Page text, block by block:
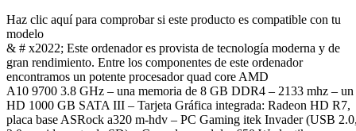
Haz clic aquí para comprobar si este producto es compatible con tu
modelo
& # x2022; Este ordenador es provista de tecnología moderna y de
gran rendimiento. Entre los componentes de este ordenador
encontramos un potente procesador quad core AMD
A10 9700 3.8 GHz – una memoria de 8 GB DDR4 – 2133 mhz – un
HD 1000 GB SATA III – Tarjeta Gráfica integrada: Radeon HD R7,
placa base ASRock a320 m-hdv – PC Gaming itek Invader (USB